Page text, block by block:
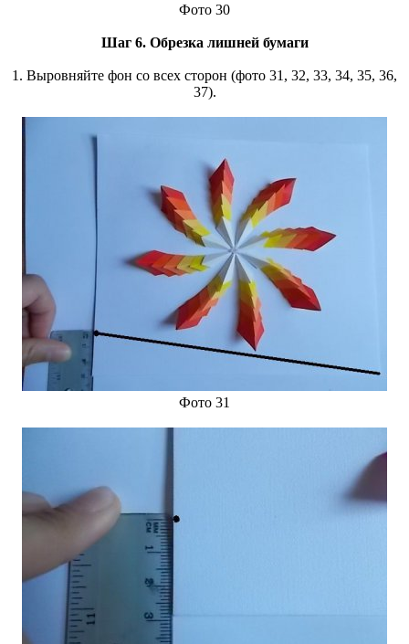
Фото 30
Шаг 6. Обрезка лишней бумаги
1. Выровняйте фон со всех сторон (фото 31, 32, 33, 34, 35, 36,
37).
Фото 31